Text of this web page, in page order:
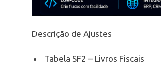
Descrição de Ajustes
Tabela SF2 – Livros Fiscais